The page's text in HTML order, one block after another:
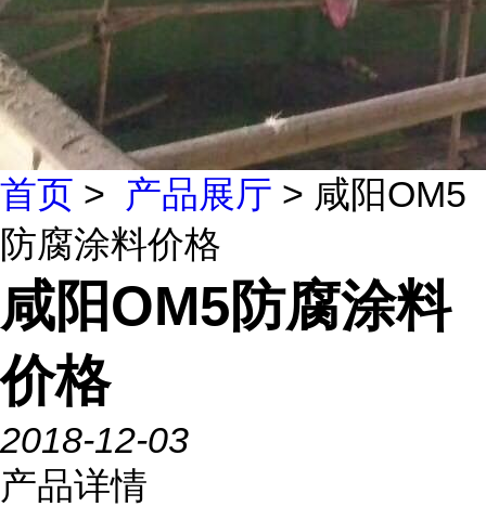
首页 > 产品展厅 > 咸阳OM5
防腐涂料价格
咸阳OM5防腐涂料
价格
2018-12-03
产品详情